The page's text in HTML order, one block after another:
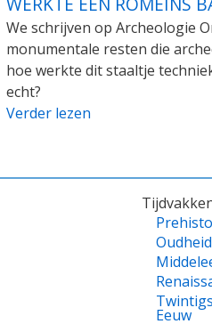
We schrijven op Archeologie
monumentale resten die
hoe werkte dit staaltje
echt?
Verder lezen
Oudheid
Eeuw